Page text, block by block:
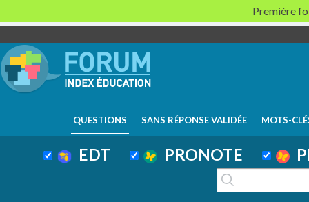
QUESTIONS SANS RÉPONSE VALIDÉE MOTS-
EDT PRONOTE
Première